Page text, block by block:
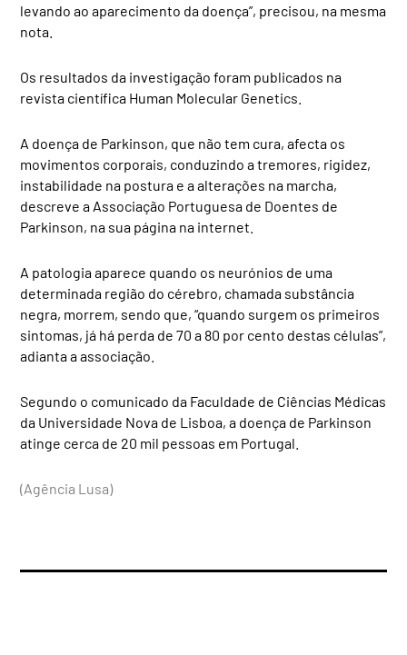
levando ao aparecimento da doença”, precisou, na mesma
nota.
Os resultados da investigação foram publicados na
revista científica Human Molecular Genetics.
A doença de Parkinson, que não tem cura, afecta os
movimentos corporais, conduzindo a tremores, rigidez,
instabilidade na postura e a alterações na marcha,
descreve a Associação Portuguesa de Doentes de
Parkinson, na sua página na internet.
A patologia aparece quando os neurónios de uma
determinada região do cérebro, chamada substância
negra, morrem, sendo que, “quando surgem os primeiros
sintomas, já há perda de 70 a 80 por cento destas células”,
adianta a associação.
Segundo o comunicado da Faculdade de Ciências Médicas
da Universidade Nova de Lisboa, a doença de Parkinson
atinge cerca de 20 mil pessoas em Portugal.
(Agência Lusa)